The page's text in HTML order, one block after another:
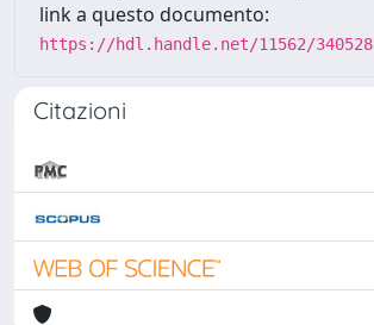
link a questo documento:
https://hdl.handle.net/11562/340528
Citazioni